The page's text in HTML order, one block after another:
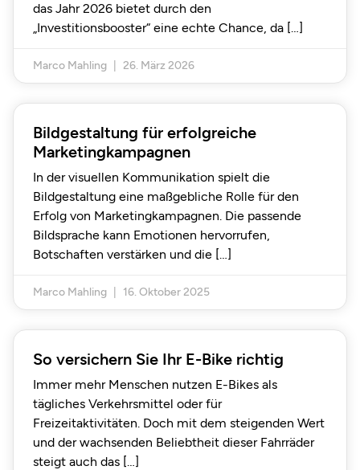
das Jahr 2026 bietet durch den
„Investitionsbooster“ eine echte Chance, da
Marco Mahling 26. März 2026
Bildgestaltung für erfolgreiche
Marketingkampagnen
In der visuellen Kommunikation spielt die
Bildgestaltung eine maßgebliche Rolle für den
Erfolg von Marketingkampagnen. Die passende
Bildsprache kann Emotionen hervorrufen,
Botschaften verstärken und die
Marco Mahling 16. Oktober 2025
So versichern Sie Ihr E-Bike richtig
Immer mehr Menschen nutzen E-Bikes als
tägliches Verkehrsmittel oder für
Freizeitaktivitäten. Doch mit dem steigenden Wert
und der wachsenden Beliebtheit dieser Fahrräder
steigt auch das